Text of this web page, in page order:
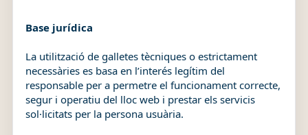
Base jurídica
La utilització de galletes tècniques o estrictament
necessàries es basa en l’interés legítim del
responsable per a permetre el funcionament correcte,
segur i operatiu del lloc web i prestar els servicis
sol·licitats per la persona usuària.